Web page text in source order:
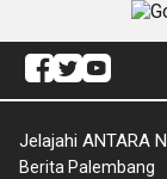
Jelajahi ANTARA
Berita Palembang